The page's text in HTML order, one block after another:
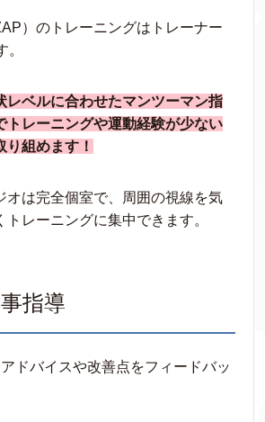
）のトレーニングはトレーナー
レベルに合わせたマンツーマン指
トレーニングや運動経験が少ない
組めます！
オは完全個室で、周囲の視線を気
トレーニングに集中できます。
指導
ドバイスや改善点をフィードバッ